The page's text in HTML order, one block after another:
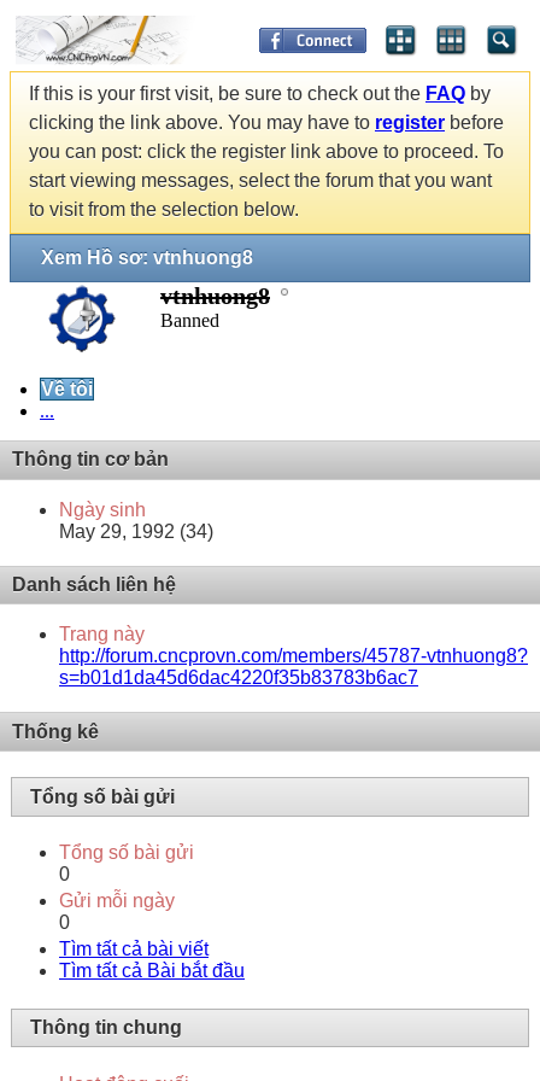
If this is your first visit, be sure to check out the FAQ by
clicking the link above. You may have to register before
you can post: click the register link above to proceed. To
start viewing messages, select the forum that you want
to visit from the selection below.
Xem Hồ sơ: vtnhuong8
vtnhuong8
Banned
Về tôi
...
Thông tin cơ bản
Ngày sinh
May 29, 1992 (34)
Danh sách liên hệ
Trang này
http://forum.cncprovn.com/members/45787-vtnhuong8?
s=b01d1da45d6dac4220f35b83783b6ac7
Thống kê
Tổng số bài gửi
Tổng số bài gửi
0
Gửi mỗi ngày
0
Tìm tất cả bài viết
Tìm tất cả Bài bắt đầu
Thông tin chung